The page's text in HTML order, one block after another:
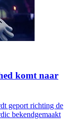
komt naar
geport richting de
bekendgemaakt